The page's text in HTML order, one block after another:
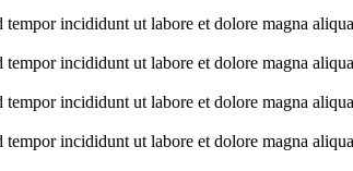
incididunt ut labore et dolore magna
incididunt ut labore et dolore magna
incididunt ut labore et dolore magna
incididunt ut labore et dolore magna